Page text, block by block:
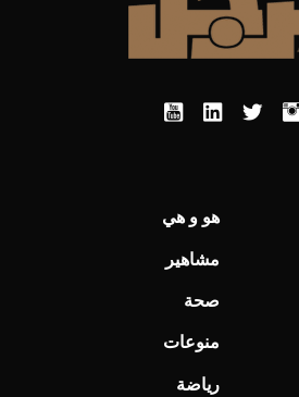
هو و هي
مشاهير
صحة
منوعات
رياضة